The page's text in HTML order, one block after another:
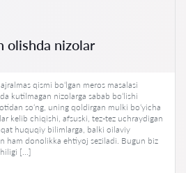
olishda nizolar
qismi bo‘lgan meros masalasi
kutilmagan nizolarga sabab bo‘lishi
so‘ng, uning qoldirgan mulki bo‘yicha
kelib chiqishi, afsuski, tez-tez uchraydigan
huquqiy bilimlarga, balki oilaviy
ham donolikka ehtiyoj seziladi. Bugun biz
[…]